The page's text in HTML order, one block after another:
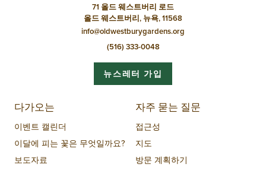
71 올드 웨스트버리 로드
올드 웨스트버리, 뉴욕, 11568
info@oldwestburygardens.org
(516) 333-0048
뉴스레터 가입
다가오는
이벤트 캘린더
이달에 피는 꽃은 무엇일까요?
보도자료
자주 묻는 질문
접근성
지도
방문 계획하기